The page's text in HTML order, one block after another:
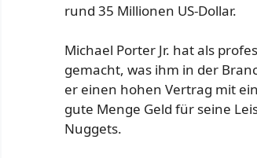
rund 35 Millionen US-Dollar.
Michael Porter Jr. hat als
gemacht, was ihm in der
er einen hohen Vertrag mit
gute Menge Geld für seine
Nuggets.